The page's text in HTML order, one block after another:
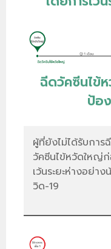
ฉีดวัคซีนไข้
ป้อ
ผู้ที่ยังไม่ได้รับการ
วัคซีนไข้หวัดใหญ่
เว้นระยะห่างอย่า
วิด-19